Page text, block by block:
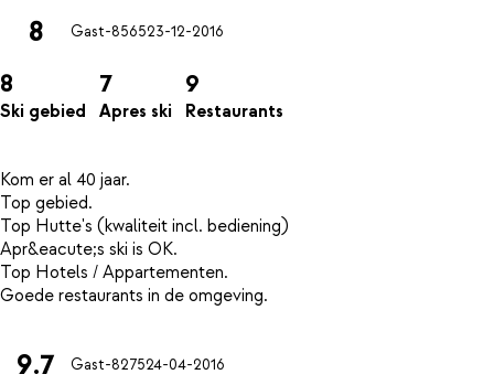
8 Gast-856523-12-2016
8
Ski gebied
7
Apres ski
9
Restaurants
Kom er al 40 jaar.
Top gebied.
Top Hutte's (kwaliteit incl. bediening)
Apr&eacute;s ski is OK.
Top Hotels / Appartementen.
9.7 Gast-827524-04-2016